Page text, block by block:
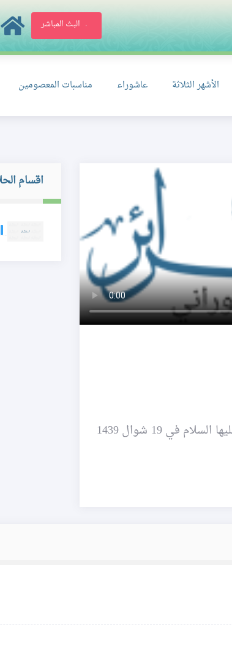
البث المباشر
الأشهر الثلاثة عاشوراء مناسبات المعصومين
~ من أدعية الصحيفة السجادية في حسينية الصدّيقة الكبرى عليها السلام في 19 شوال 1439
اقسام